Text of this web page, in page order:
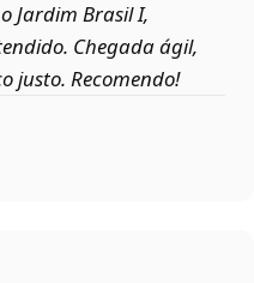
Jardim Brasil I,
Chegada ágil,
justo. Recomendo!